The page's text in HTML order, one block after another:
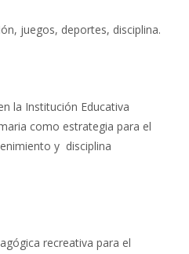
juegos, deportes, disciplina.
la Institución Educativa
como estrategia para el
y disciplina
recreativa para el